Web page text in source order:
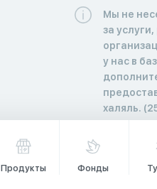
Мы не
за
у нас в
халяль.
Продукты Фонды